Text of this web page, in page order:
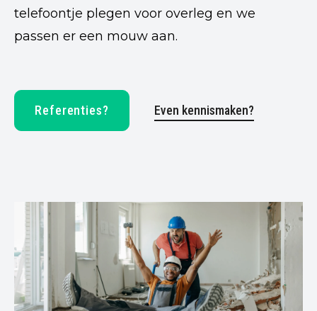
telefoontje plegen voor overleg en we
passen er een mouw aan.
Referenties? Even kennismaken?